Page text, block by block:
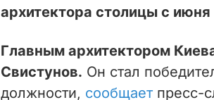
архитектора столицы с июня
Главным архитектором
Свистунов. Он стал
должности, сообщаетпресс-